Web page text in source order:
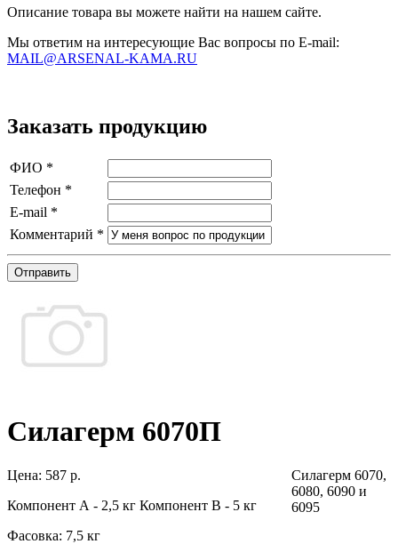
Описание товара вы можете найти на нашем сайте.
Мы ответим на интересующие Вас вопросы по E-mail:
MAIL@ARSENAL-KAMA.RU
Заказать продукцию
ФИО *
Телефон *
E-mail *
Комментарий *
Отправить
Силагерм 6070П
Цена: 587 р.
Компонент А - 2,5 кг Компонент В - 5 кг
Фасовка: 7,5 кг
Силагерм 6070,
6080, 6090 и
6095